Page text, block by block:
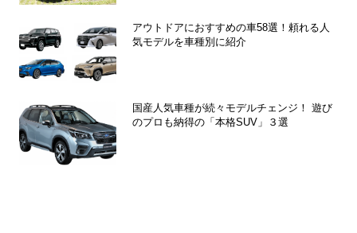
アウトドアにおすすめの車58選！頼れる人
気モデルを車種別に紹介
国産人気車種が続々モデルチェンジ！ 遊び
のプロも納得の「本格SUV」３選